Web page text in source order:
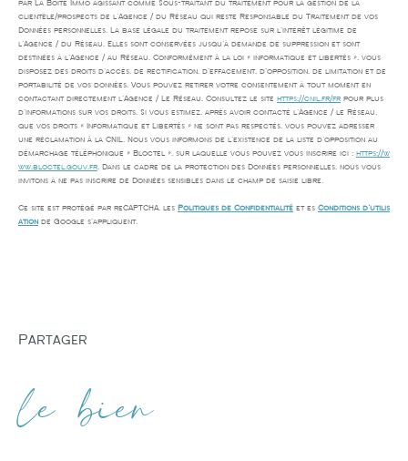
par La Boite Immo agissant comme Sous-traitant du traitement pour la gestion de la
clientèle/prospects de l'Agence / du Réseau qui reste Responsable du Traitement de vos
Données personnelles. La base légale du traitement repose sur l'intérêt légitime de
l'Agence / du Réseau. Elles sont conservées jusqu'à demande de suppression et sont
destinées à l'Agence / au Réseau. Conformément à la loi « informatique et libertés », vous
disposez des droits d’accès, de rectification, d’effacement, d’opposition, de limitation et de
portabilité de vos données. Vous pouvez retirer votre consentement à tout moment en
contactant directement l’Agence / Le Réseau. Consultez le site https://cnil.fr/fr pour plus
d’informations sur vos droits. Si vous estimez, après avoir contacté l'Agence / le Réseau,
que vos droits « Informatique et Libertés » ne sont pas respectés, vous pouvez adresser
une réclamation à la CNIL. Nous vous informons de l’existence de la liste d'opposition au
démarchage téléphonique « Bloctel », sur laquelle vous pouvez vous inscrire ici : https://w
ww.bloctel.gouv.fr . Dans le cadre de la protection des Données personnelles, nous vous
invitons à ne pas inscrire de Données sensibles dans le champ de saisie libre.
Ce site est protégé par reCAPTCHA, les Politiques de Confidentialité et es Conditions d'utilis
ation de Google s'appliquent.
partager
le bien